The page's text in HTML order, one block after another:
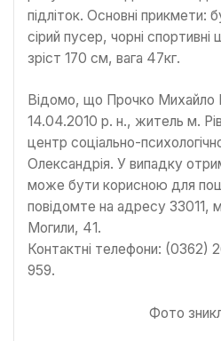
підліток. Основні прикмети:
сірий пусер, чорні спортивні
зріст 170 см, вага 47кг.
Відомо, що Прочко Михайло
14.04.2010 р. н., житель м.
центр соціально-
Олександрія. У випадку
може бути корисною для
повідомте на адресу 33011,
Могили, 41.
Контактні телефони: (0362)
959.
Фото